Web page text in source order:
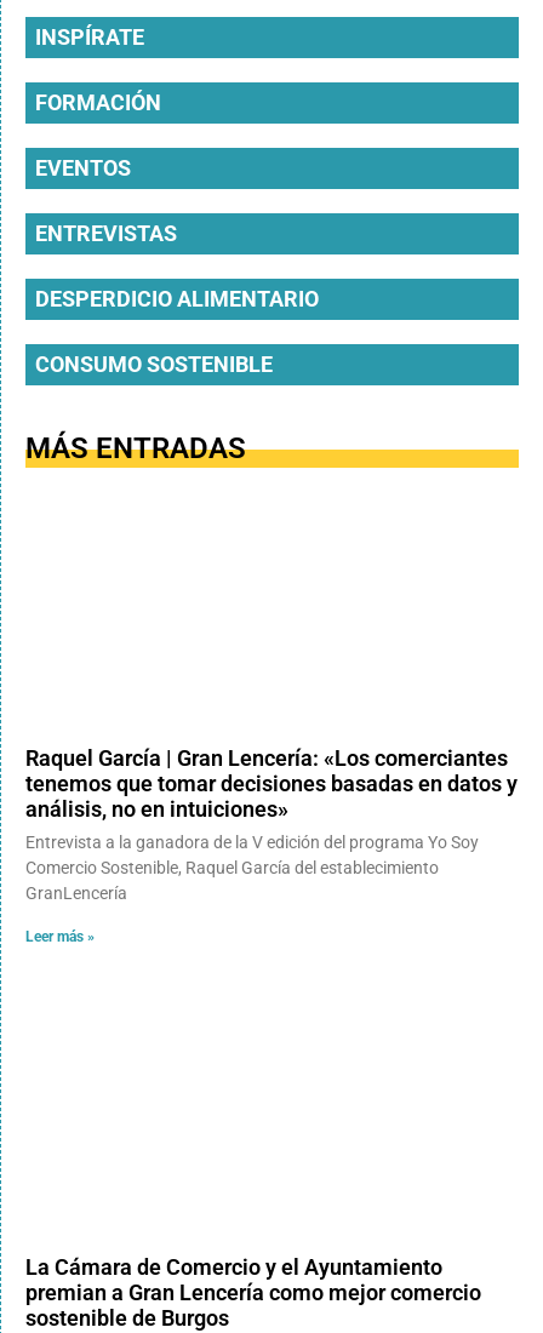
INSPÍRATE
FORMACIÓN
EVENTOS
ENTREVISTAS
DESPERDICIO ALIMENTARIO
CONSUMO SOSTENIBLE
MÁS ENTRADAS
Raquel García | Gran Lencería: «Los comerciantes
tenemos que tomar decisiones basadas en datos y
análisis, no en intuiciones»
Entrevista a la ganadora de la V edición del programa Yo Soy
Comercio Sostenible, Raquel García del establecimiento
GranLencería
Leer más »
La Cámara de Comercio y el Ayuntamiento
premian a Gran Lencería como mejor comercio
sostenible de Burgos